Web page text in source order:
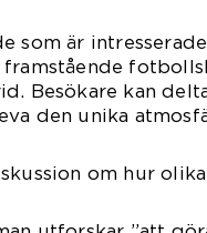
som är
framstående
Besökare kan
den unika
om hur